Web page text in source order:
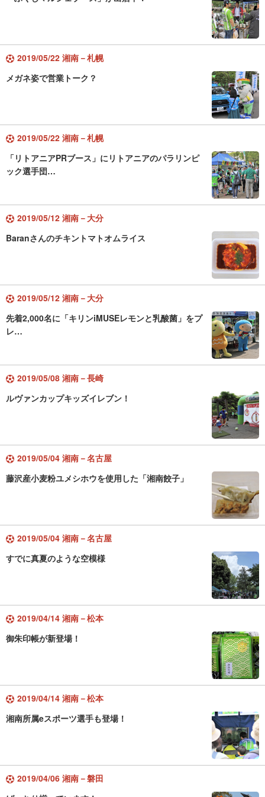
2019/05/22 湘南－札幌
メガネ姿で営業トーク？
2019/05/22 湘南－札幌
「リトアニアPRブース」にリトアニアのパラリンピ
ック選手団…
2019/05/12 湘南－大分
Baranさんのチキントマトオムライス
2019/05/12 湘南－大分
先着2,000名に「キリンiMUSEレモンと乳酸菌」をプ
レ…
2019/05/08 湘南－長崎
ルヴァンカップキッズイレブン！
2019/05/04 湘南－名古屋
藤沢産小麦粉ユメシホウを使用した「湘南餃子」
2019/05/04 湘南－名古屋
すでに真夏のような空模様
2019/04/14 湘南－松本
御朱印帳が新登場！
2019/04/14 湘南－松本
湘南所属eスポーツ選手も登場！
2019/04/06 湘南－磐田